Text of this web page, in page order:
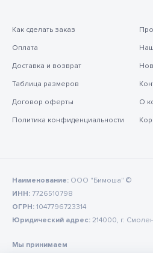
Как сделать заказ
Оплата
Доставка и возврат
Таблица размеров
Договор оферты
Политика конфиденциальности
О
Наименование: ООО "Бимоша" ©
ИНН: 7726510798
ОГРН: 1047796723314
Юридический адрес: 214000, г.
Мы принимаем